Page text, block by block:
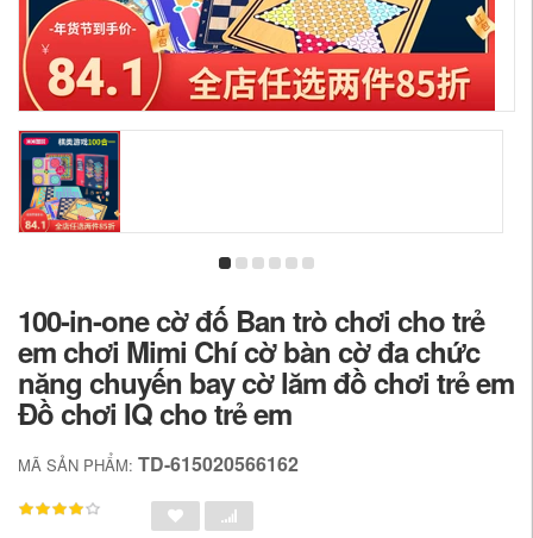
100-in-one cờ đố Ban trò chơi cho trẻ
em chơi Mimi Chí cờ bàn cờ đa chức
năng chuyến bay cờ lăm đồ chơi trẻ em
Đồ chơi IQ cho trẻ em
MÃ SẢN PHẨM: TD-615020566162